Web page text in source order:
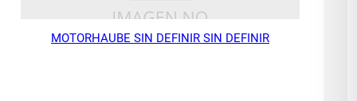
MOTORHAUBE SIN DEFINIR SIN DEFINIR